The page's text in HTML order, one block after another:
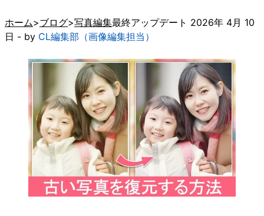
ホーム ブログ 写真編集最終アップデート 2026年 4月 10
日 - by CL編集部（画像編集担当）